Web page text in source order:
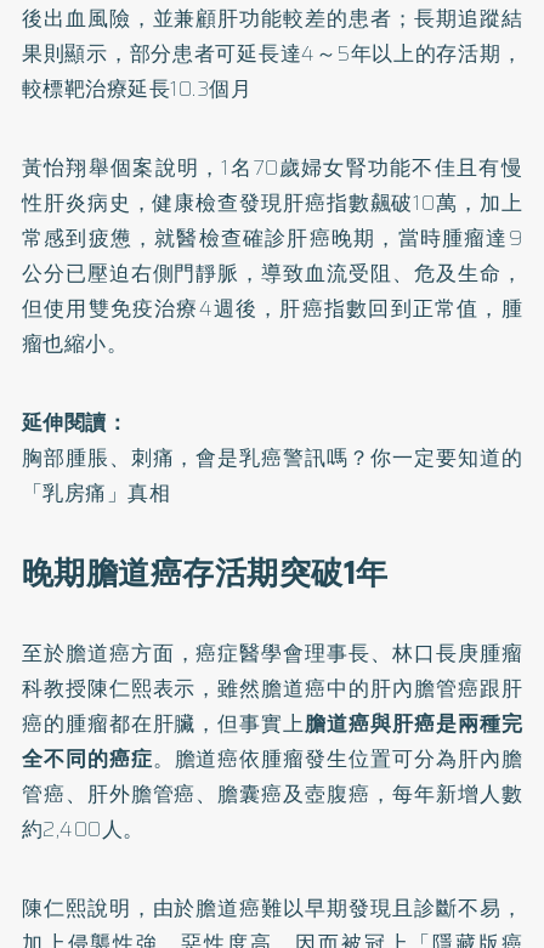
後出血風險，並兼顧肝功能較差的患者；長期追蹤結
果則顯示，部分患者可延長達4～5年以上的存活期，
較標靶治療延長10.3個月
黃怡翔舉個案說明，1名70歲婦女腎功能不佳且有慢
性肝炎病史，健康檢查發現肝癌指數飆破10萬，加上
常感到疲憊，就醫檢查確診肝癌晚期，當時腫瘤達9
公分已壓迫右側門靜脈，導致血流受阻、危及生命，
但使用雙免疫治療4週後，肝癌指數回到正常值，腫
瘤也縮小。
延伸閱讀：
胸部腫脹、刺痛，會是乳癌警訊嗎？你一定要知道的
「乳房痛」真相
晚期膽道癌存活期突破1年
至於膽道癌方面，癌症醫學會理事長、林口長庚腫瘤
科教授陳仁熙表示，雖然膽道癌中的肝內膽管癌跟肝
癌的腫瘤都在肝臟，但事實上膽道癌與肝癌是兩種完
全不同的癌症。膽道癌依腫瘤發生位置可分為肝內膽
管癌、肝外膽管癌、膽囊癌及壺腹癌，每年新增人數
約2,400人。
陳仁熙說明，由於膽道癌難以早期發現且診斷不易，